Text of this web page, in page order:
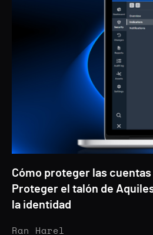
Cómo proteger las
Proteger el talón de
la identidad
Ran Harel